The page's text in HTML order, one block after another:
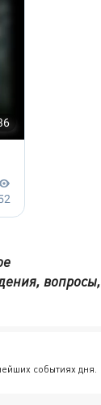
вопросы,
событиях дня.